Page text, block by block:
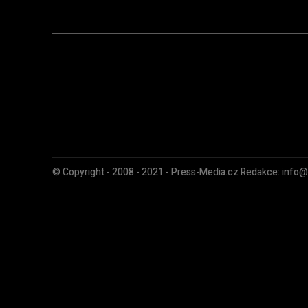
© Copyright - 2008 - 2021 - Press-Media.cz Redakce: